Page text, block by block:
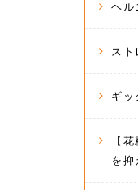
ヘル
スト
ギッ
【
を抑